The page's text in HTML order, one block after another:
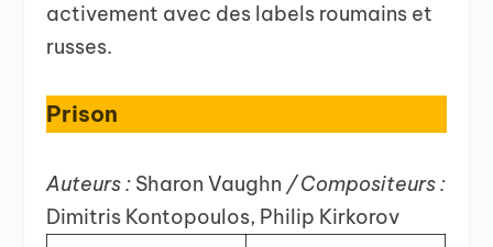
activement avec des labels roumains et
russes.
Prison
Auteurs : Sharon Vaughn / Compositeurs :
Dimitris Kontopoulos, Philip Kirkorov